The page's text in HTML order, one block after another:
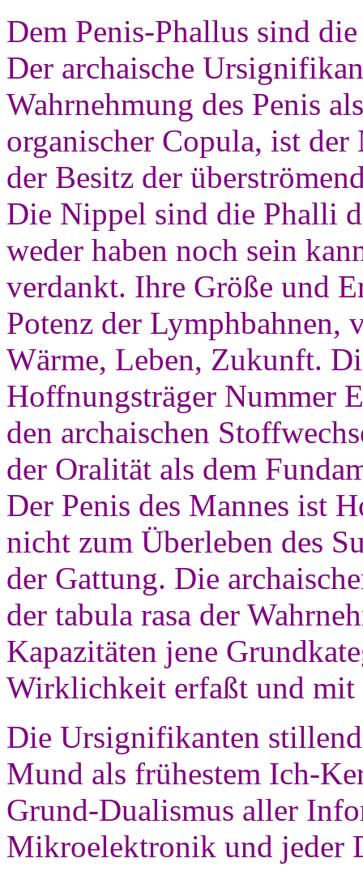
Dem Penis-Phallus sind
Der archaische
Wahrnehmung des Penis
organischer Copula, ist der
der Besitz der
Die Nippel sind die Phalli
weder haben noch sein
verdankt. Ihre Größe und
Potenz der
Wärme, Leben, Zukunft.
Hoffnungsträger Nummer
den archaischen
der Oralität als dem
Der Penis des Mannes ist
nicht zum Überleben des
der Gattung. Die
der tabula rasa der
Kapazitäten jene
Wirklichkeit erfaßt und
Die Ursignifikanten
Mund als frühestem Ich-
Grund-Dualismus aller
Mikroelektronik und jeder